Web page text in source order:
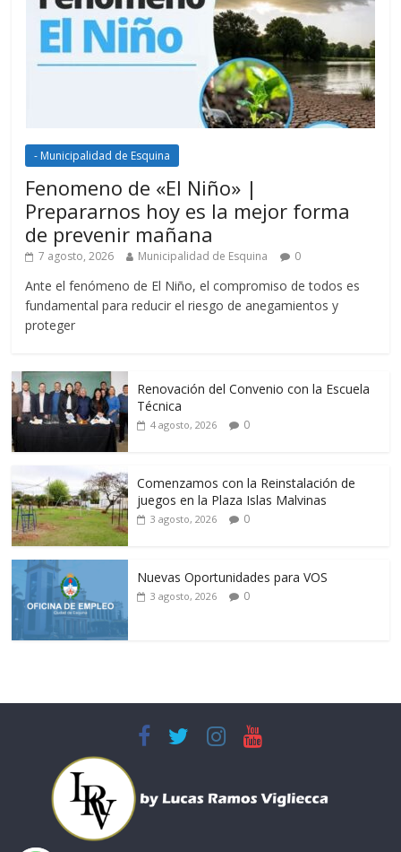
- Municipalidad de Esquina
Fenomeno de «El Niño» |
Prepararnos hoy es la mejor forma
de prevenir mañana
7 agosto, 2026 Municipalidad de Esquina 0
Ante el fenómeno de El Niño, el compromiso de todos es
fundamental para reducir el riesgo de anegamientos y
proteger
Renovación del Convenio con la Escuela
Técnica
4 agosto, 2026 0
Comenzamos con la Reinstalación de
juegos en la Plaza Islas Malvinas
3 agosto, 2026 0
Nuevas Oportunidades para VOS
3 agosto, 2026 0